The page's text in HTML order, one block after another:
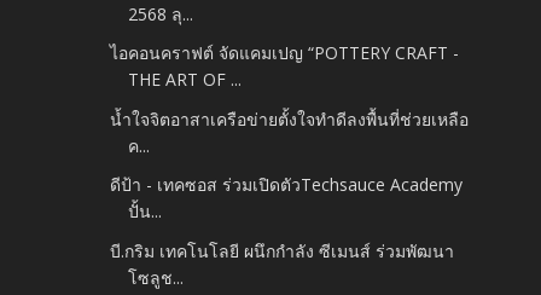
2568​ ลุ...
ไอคอนคราฟต์ จัดแคมเปญ “POTTERY CRAFT -
THE ART OF ...
น้ำใจจิตอาสาเครือข่ายตั้งใจทำดีลงพื้นที่ช่วยเหลือ
ค...
ดีป้า - เทคซอส ร่วมเปิดตัว​Techsauce Academy
ปั้น...
บี.กริม เทคโนโลยี ผนึกกำลัง ซีเมนส์ ร่วมพัฒนา
โซลูช...